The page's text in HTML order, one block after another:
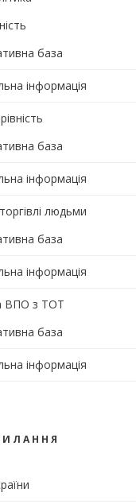
база
інформація
база
інформація
людьми
база
інформація
ВПО з ТОТ
база
інформація